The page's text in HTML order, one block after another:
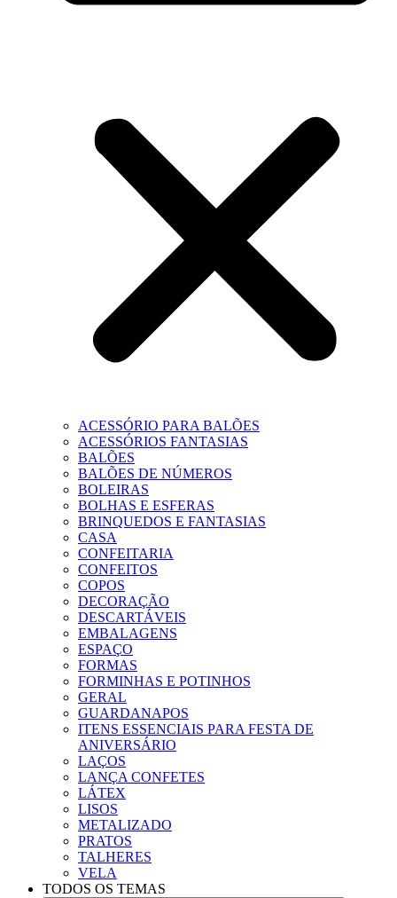
ACESSÓRIO PARA BALÕES
ACESSÓRIOS FANTASIAS
BALÕES
BALÕES DE NÚMEROS
BOLEIRAS
BOLHAS E ESFERAS
BRINQUEDOS E FANTASIAS
CASA
CONFEITARIA
CONFEITOS
COPOS
DECORAÇÃO
DESCARTÁVEIS
EMBALAGENS
ESPAÇO
FORMAS
FORMINHAS E POTINHOS
GERAL
GUARDANAPOS
ITENS ESSENCIAIS PARA FESTA DE
ANIVERSÁRIO
LAÇOS
LANÇA CONFETES
LÁTEX
LISOS
METALIZADO
PRATOS
TALHERES
VELA
TODOS OS TEMAS